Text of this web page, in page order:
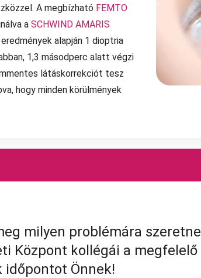
A megbízható FEMTO
a SCHWIND AMARIS
alapján 1 dioptria
1,3 másodperc alatt végzi
látáskorrekciót tesz
hogy minden körülmények
milyen problémára szeretne
Központ kollégái a megfelelő
időpontot Önnek!